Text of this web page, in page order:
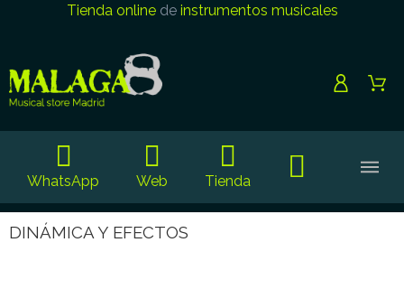
Tienda onlinede instrumentos musicales
WhatsApp Web Tienda
DINÁMICA Y EFECTOS